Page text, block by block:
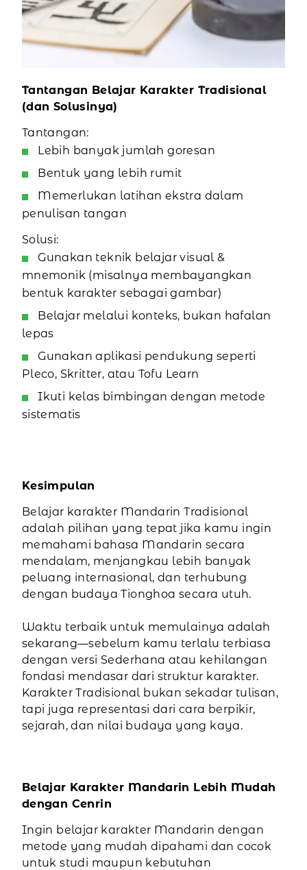
Tantangan Belajar Karakter Tradisional
(dan Solusinya)
Tantangan:
Lebih banyak jumlah goresan
Bentuk yang lebih rumit
Memerlukan latihan ekstra dalam
penulisan tangan
Solusi:
Gunakan teknik belajar visual &
mnemonik (misalnya membayangkan
bentuk karakter sebagai gambar)
Belajar melalui konteks, bukan hafalan
lepas
Gunakan aplikasi pendukung seperti
Pleco, Skritter, atau Tofu Learn
Ikuti kelas bimbingan dengan metode
sistematis
Kesimpulan
Belajar karakter Mandarin Tradisional
adalah pilihan yang tepat jika kamu ingin
memahami bahasa Mandarin secara
mendalam, menjangkau lebih banyak
peluang internasional, dan terhubung
dengan budaya Tionghoa secara utuh.
Waktu terbaik untuk memulainya adalah
sekarang—sebelum kamu terlalu terbiasa
dengan versi Sederhana atau kehilangan
fondasi mendasar dari struktur karakter.
Karakter Tradisional bukan sekadar tulisan,
tapi juga representasi dari cara berpikir,
sejarah, dan nilai budaya yang kaya.
Belajar Karakter Mandarin Lebih Mudah
dengan Cenrin
Ingin belajar karakter Mandarin dengan
metode yang mudah dipahami dan cocok
untuk studi maupun kebutuhan